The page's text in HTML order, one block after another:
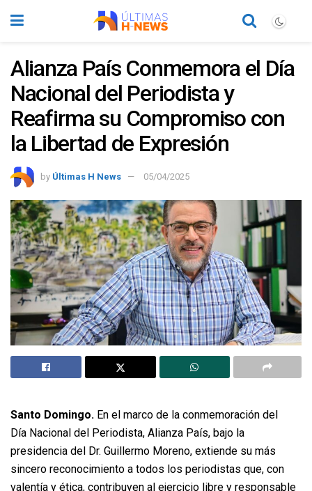
Alianza País Conmemora el Día
Nacional del Periodista y
Reafirma su Compromiso con
la Libertad de Expresión
by Últimas H News 05/04/2025
Santo Domingo. En el marco de la conmemoración del
Día Nacional del Periodista, Alianza País, bajo la
presidencia del Dr. Guillermo Moreno, extiende su más
sincero reconocimiento a todos los periodistas que, con
valentía y ética, contribuyen al ejercicio libre y responsable